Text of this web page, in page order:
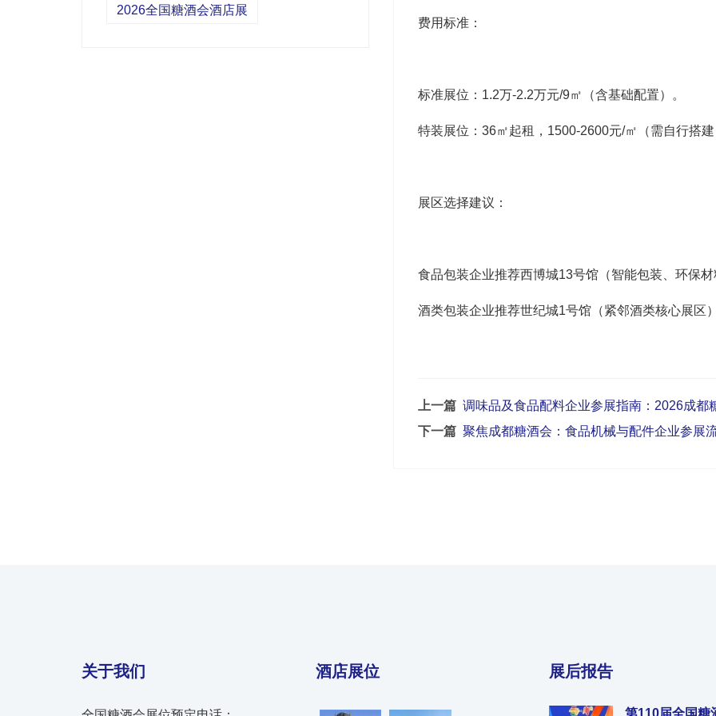
2026全国糖酒会酒店展
费用标准‌：
标准展位：1.2万-2.2万元/9㎡（含基础配置）‌。
特装展位：36㎡起租，1500-2600元/㎡（需自行搭建
展区选择建议‌：
食品包装企业推荐西博城13号馆（智能包装、环保材
酒类包装企业推荐世纪城1号馆（紧邻酒类核心展区）‌
上一篇 调味品及食品配料企业参展指南：2026成都
下一篇 聚焦成都糖酒会：食品机械与配件企业参展
关于我们 酒店展位 展后报告
第110届全国糖